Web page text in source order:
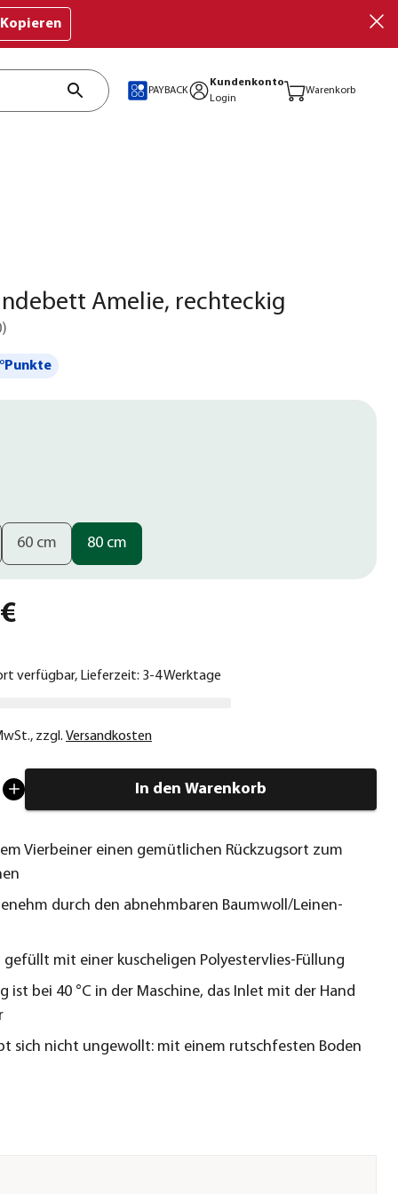
Kopieren
PAYBACK
Kundenkonto
Login
Warenkorb
Amelie, rechteckig
)
60 cm 80 cm
verfügbar, Lieferzeit: 3-4 Werktage
, zzgl. Versandkosten
In den Warenkorb
Vierbeiner einen gemütlichen Rückzugsort zum
durch den abnehmbaren Baumwoll/Leinen-
gefüllt mit einer kuscheligen Polyestervlies-Füllung
ist bei 40 °C in der Maschine, das Inlet mit der Hand
sich nicht ungewollt: mit einem rutschfesten Boden